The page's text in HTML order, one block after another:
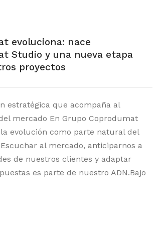
evoluciona: nace
Studio y una nueva etapa
proyectos
estratégica que acompaña al
mercado En Grupo Coprodumat
evolución como parte natural del
al mercado, anticiparnos a
de nuestros clientes y adaptar
es parte de nuestro ADN.Bajo